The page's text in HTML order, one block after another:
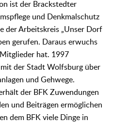
ist der Brackstedter
und Denkmalschutz
der Arbeitskreis „Unser Dorf
gerufen. Daraus erwuchs
hat. 1997
der Stadt Wolfsburg über
und Gehwege.
der BFK Zuwendungen
und Beiträgen ermöglichen
dem BFK viele Dinge in